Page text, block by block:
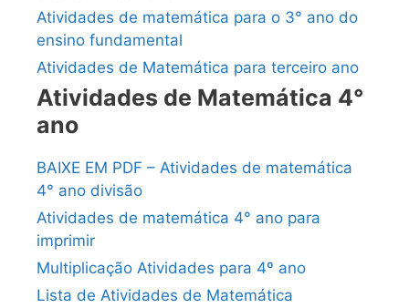
Atividades de matemática para o 3° ano do
ensino fundamental
Atividades de Matemática para terceiro ano
Atividades de Matemática 4°
ano
BAIXE EM PDF – Atividades de matemática
4° ano divisão
Atividades de matemática 4° ano para
imprimir
Multiplicação Atividades para 4º ano
Lista de Atividades de Matemática